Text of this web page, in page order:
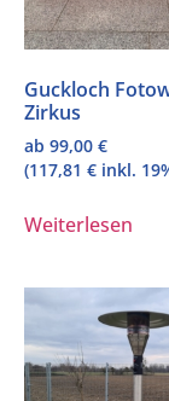
Guckloch
Zirkus
ab 99,00 €
(117,81 € inkl.
Weiterlesen